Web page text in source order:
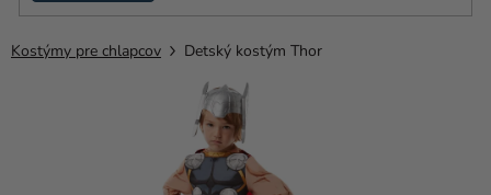
stany
Kanekalon
Kostýmy pre chlapcov Detský kostým Thor